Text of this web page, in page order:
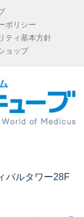
ポリシー
ティ基本方針
ョップ
バルタワー28F